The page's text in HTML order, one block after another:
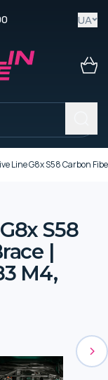
UA
Line G8x S58 Carbon
S58
|
M4,